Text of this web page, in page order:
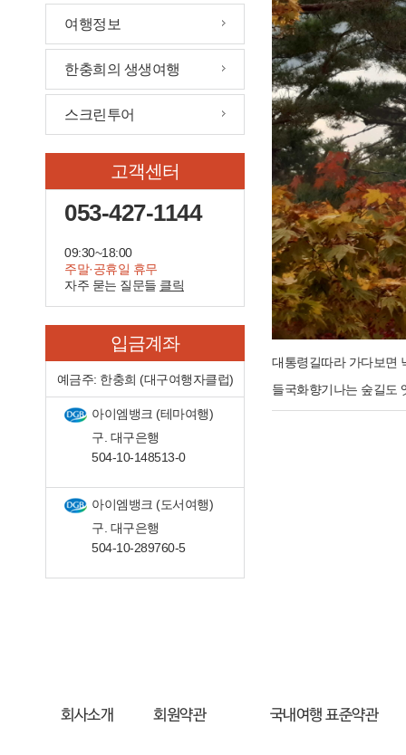
여행정보
한충희의 생생여행
스크린투어
고객센터
053-427-1144
09:30~18:00
주말·공휴일 휴무
자주 묻는 질문들 클릭
입금계좌
예금주: 한충희 (대구여행자클럽)
아이엠뱅크 (테마여행)
구. 대구은행
504-10-148513-0
아이엠뱅크 (도서여행)
구. 대구은행
504-10-289760-5
대통령길따라 가다보면
들국화향기나는 숲길도
회사소개 회원약관 국내여행 표준약관